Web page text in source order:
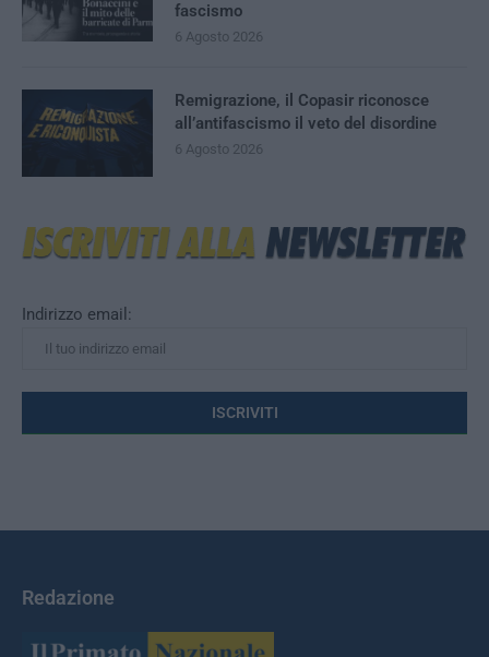
Indirizzo email:
fascismo
6 Agosto 2026
Remigrazione, il Copasir riconosce
all’antifascismo il veto del disordine
6 Agosto 2026
Redazione